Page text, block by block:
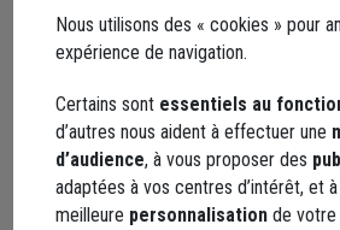
Code
Choisir une agence pour vérifier le stock
Trouver du stock en agence
Livraison disponible
Nous utilisons des « cookies » pour
expérience de navigation.
Certains sont essentiels au
d’autres nous aident à effectuer une
d’audience, à vous proposer des
adaptées à vos centres d’intérêt, et
meilleure personnalisation de votre